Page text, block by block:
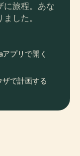
に旅程。あな
した。
プリで開く
ザで計画する